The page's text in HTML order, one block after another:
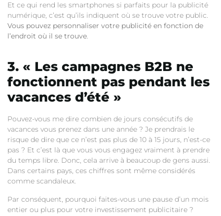
Et ce qui rend les smartphones si parfaits pour la publicité
numérique, c’est qu’ils indiquent où se trouve votre public.
Vous pouvez personnaliser votre publicité en fonction de
l’endroit où il se trouve.
3. « Les campagnes B2B ne
fonctionnent pas pendant les
vacances d’été »
Pouvez-vous me dire combien de jours consécutifs de
vacances vous prenez dans une année ? Je prendrais le
risque de dire que ce n’est pas plus de 10 à 15 jours, n’est-ce
pas ? Et c’est là que vous vous engagez vraiment à prendre
du temps libre. Donc, cela arrive à beaucoup de gens aussi.
Dans certains pays, ces chiffres sont même considérés
comme scandaleux.
Par conséquent, pourquoi faites-vous une pause d’un mois
entier ou plus pour votre investissement publicitaire ?